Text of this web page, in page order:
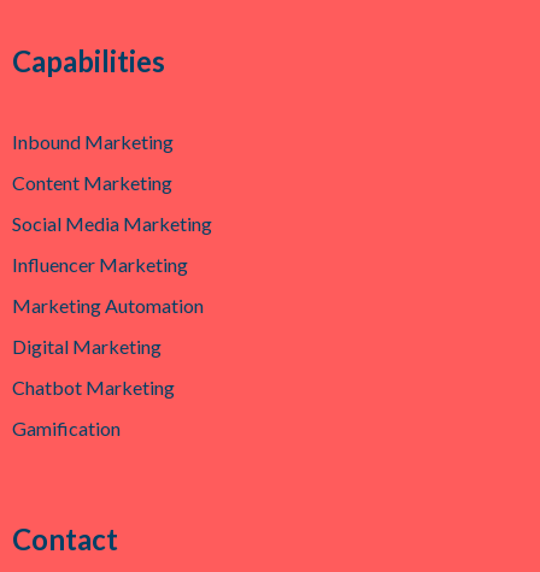
Capabilities
Inbound Marketing
Content Marketing
Social Media Marketing
Influencer Marketing
Marketing Automation
Digital Marketing
Chatbot Marketing
Gamification
Contact